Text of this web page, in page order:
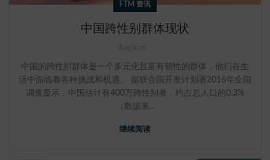
FTM 资讯
中国跨性别群体现状
中国的跨性别群体是一个多元化且富有韧性的群体，他们在生
活中面临着各种挑战和机遇。 据联合国开发计划署2016年全国
调查显示，中国估计有400万跨性别者，约占总人口的0.3%
（数据来...
继续阅读